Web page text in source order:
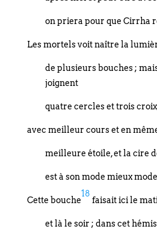
on priera pour que Cirrha
Les mortels voit naître la
de plusieurs bouches ;
joignent
quatre cercles et trois
avec meilleur cours et en
meilleure étoile, et la cire
est à son mode mieux
Cette bouche
18
faisait ici le
et là le soir ; dans cet